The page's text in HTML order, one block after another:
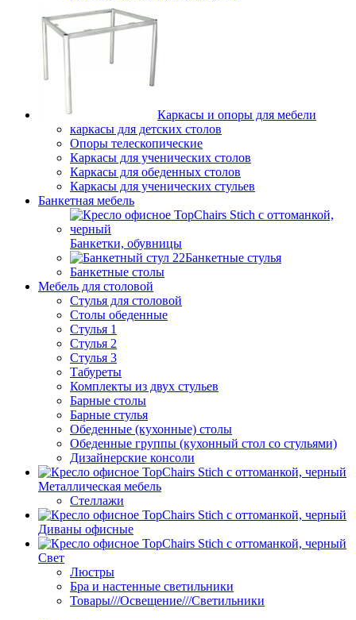
Каркасы и опоры для мебели
каркасы для детских столов
Опоры телескопические
Каркасы для ученических столов
Каркасы для обеденных столов
Каркасы для ученических стульев
Банкетная мебель
Банкетки, обувницы
Банкетные стулья
Банкетные столы
Мебель для столовой
Стулья для столовой
Столы обеденные
Стулья 1
Стулья 2
Стулья 3
Табуреты
Комплекты из двух стульев
Барные столы
Барные стулья
Обеденные (кухонные) столы
Обеденные группы (кухонный стол со стульями)
Дизайнерские консоли
Металлическая мебель
Стеллажи
Диваны офисные
Свет
Люстры
Бра и настенные светильники
Товары///Освещение///Светильники